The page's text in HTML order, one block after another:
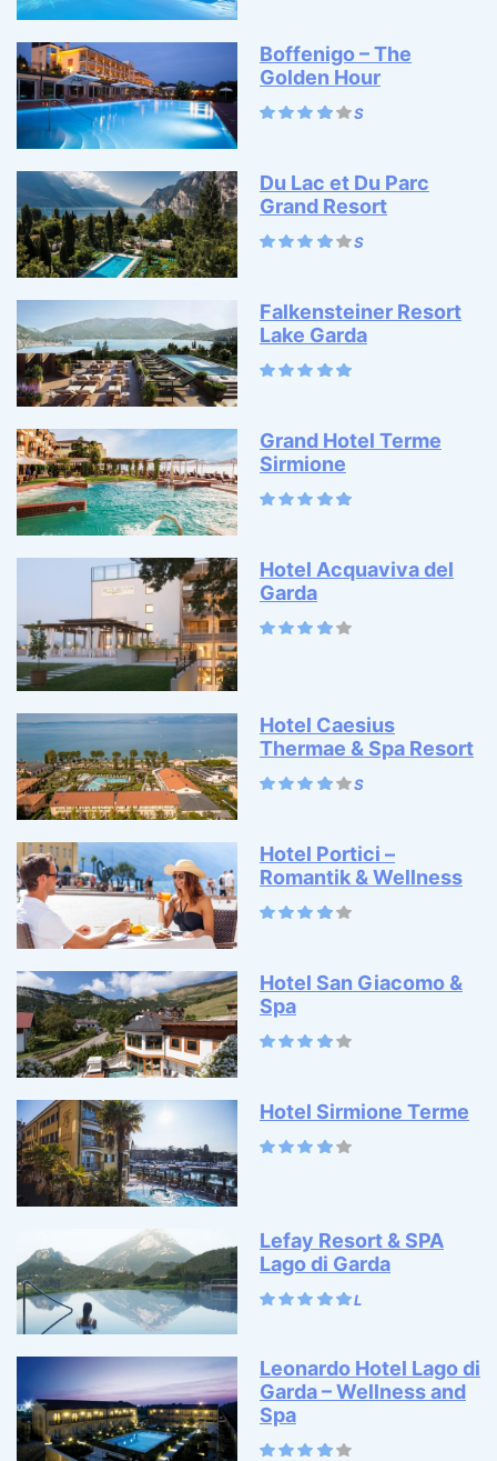
Boffenigo – The
Golden Hour
Du Lac et Du Parc
Grand Resort
Falkensteiner Resort
Lake Garda
Grand Hotel Terme
Sirmione
Hotel Acquaviva del
Garda
Hotel Caesius
Thermae & Spa Resort
Hotel Portici –
Romantik & Wellness
Hotel San Giacomo &
Spa
Hotel Sirmione Terme
Lefay Resort & SPA
Lago di Garda
Leonardo Hotel Lago di
Garda – Wellness and
Spa